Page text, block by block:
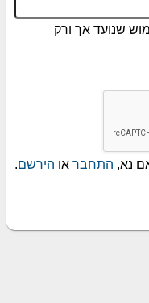
שנועד אך ורק
נא, התחבר או הירשם.